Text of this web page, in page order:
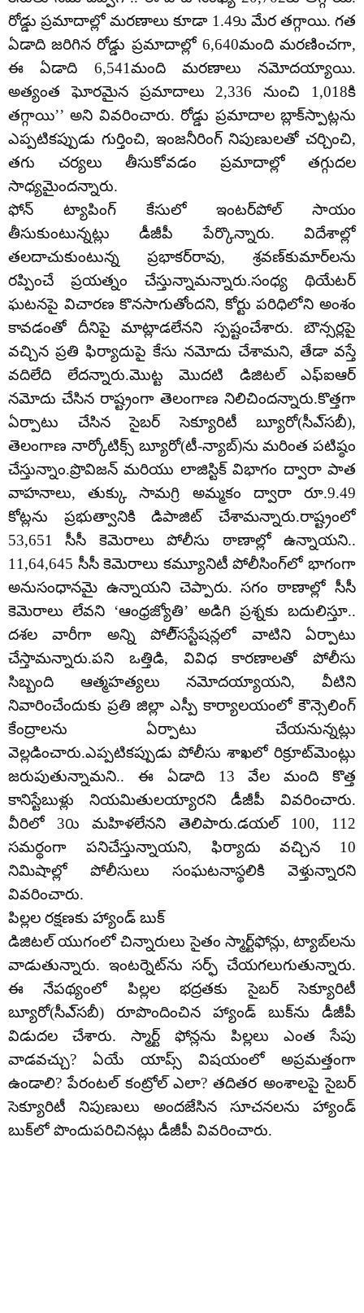
రోడ్డు ప్రమాదాల్లో మరణాలు కూడా 1.49ు మేర తగ్గాయి. గత
ఏడాది జరిగిన రోడ్డు ప్రమాదాల్లో 6,640మంది మరణించగా,
ఈ ఏడాది 6,541మంది మరణాలు నమోదయ్యాయి.
అత్యంత ఘోరమైన ప్రమాదాలు 2,336 నుంచి 1,018కి
తగ్గాయి’’ అని వివరించారు. రోడ్డు ప్రమాదాల బ్లాక్‌స్పాట్లను
ఎప్పటికప్పుడు గుర్తించి, ఇంజనీరింగ్‌ నిపుణులతో చర్చించి,
తగు చర్యలు తీసుకోవడం ప్రమాదాల్లో తగ్గుదల
సాధ్యమైందన్నారు.
ఫోన్‌ ట్యాపింగ్‌ కేసులో ఇంటర్‌పోల్‌ సాయం
తీసుకుంటున్నట్లు డీజీపీ పేర్కొన్నారు. విదేశాల్లో
తలదాచుకుంటున్న ప్రభాకర్‌రావు, శ్రవణ్‌కుమార్‌లను
రప్పించే ప్రయత్నం చేస్తున్నామన్నారు.సంధ్య థియేటర్‌
ఘటనపై విచారణ కొనసాగుతోందని, కోర్టు పరిధిలోని అంశం
కావడంతో దీనిపై మాట్లాడలేనని స్పష్టంచేశారు. బౌన్సర్లపై
వచ్చిన ప్రతి ఫిర్యాదుపై కేసు నమోదు చేశామని, తేడా వస్తే
వదిలేది లేదన్నారు.మొట్ట మొదటి డిజిటల్‌ ఎఫ్‌ఐఆర్‌
నమోదు చేసిన రాష్ట్రంగా తెలంగాణ నిలిచిందన్నారు.కొత్తగా
ఏర్పాటు చేసిన సైబర్‌ సెక్యూరిటీ బ్యూరో(సీఎ్‌సబీ),
తెలంగాణ నార్కోటిక్స్‌ బ్యూరో(టీ-న్యాబ్‌)ను మరింత పటిష్ఠం
చేస్తున్నాం.ప్రొవిజన్‌ మరియు లాజిస్టిక్‌ విభాగం ద్వారా పాత
వాహనాలు, తుక్కు సామగ్రి అమ్మకం ద్వారా రూ.9.49
కోట్లను ప్రభుత్వానికి డిపాజిట్‌ చేశామన్నారు.రాష్ట్రంలో
53,651 సీసీ కెమెరాలు పోలీసు ఠాణాల్లో ఉన్నాయని..
11,64,645 సీసీ కెమెరాలు కమ్యూనిటీ పోలీసింగ్‌లో భాగంగా
అనుసంధానమై ఉన్నాయని చెప్పారు. సగం ఠాణాల్లో సీసీ
కెమెరాలు లేవని ‘ఆంధ్రజ్యోతి’ అడిగి ప్రశ్నకు బదులిస్తూ..
దశల వారీగా అన్ని పోలీ్‌సస్టేషన్లలో వాటిని ఏర్పాటు
చేస్తామన్నారు.పని ఒత్తిడి, వివిధ కారణాలతో పోలీసు
సిబ్బంది ఆత్మహత్యలు నమోదయ్యాయని, వీటిని
నివారించేందుకు ప్రతి జిల్లా ఎస్పీ కార్యాలయంలో కౌన్సెలింగ్‌
కేంద్రాలను ఏర్పాటు చేయనున్నట్లు
వెల్లడించారు.ఎప్పటికప్పుడు పోలీసు శాఖలో రిక్రూట్‌మెంట్లు
జరుపుతున్నామని.. ఈ ఏడాది 13 వేల మంది కొత్త
కానిస్టేబుళ్లు నియమితులయ్యారని డీజీపీ వివరించారు.
వీరిలో 30ు మహిళలేనని తెలిపారు.డయల్‌ 100, 112
సమర్థంగా పనిచేస్తున్నాయని, ఫిర్యాదు వచ్చిన 10
నిమిషాల్లో పోలీసులు సంఘటనాస్థలికి వెళ్తున్నారని
వివరించారు.
పిల్లల రక్షణకు హ్యాండ్‌ బుక్‌
డిజిటల్‌ యుగంలో చిన్నారులు సైతం స్మార్ట్‌ఫోన్లు, ట్యాబ్‌లను
వాడుతున్నారు. ఇంటర్నెట్‌ను సర్ఫ్‌ చేయగలుగుతున్నారు.
ఈ నేపథ్యంలో పిల్లల భద్రతకు సైబర్‌ సెక్యూరిటీ
బ్యూరో(సీఎ్‌సబీ) రూపొందించిన హ్యాండ్‌ బుక్‌ను డీజీపీ
విడుదల చేశారు. స్మార్ట్‌ ఫోన్లను పిల్లలు ఎంత సేపు
వాడవచ్చు? ఏయే యాప్స్‌ విషయంలో అప్రమత్తంగా
ఉండాలి? పేరంటల్‌ కంట్రోల్‌ ఎలా? తదితర అంశాలపై సైబర్‌
సెక్యూరిటీ నిపుణులు అందజేసిన సూచనలను హ్యాండ్‌
బుక్‌లో పొందుపరిచినట్లు డీజీపీ వివరించారు.